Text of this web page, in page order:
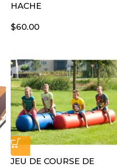
HACHE
$60.00
JEU DE COURSE DE